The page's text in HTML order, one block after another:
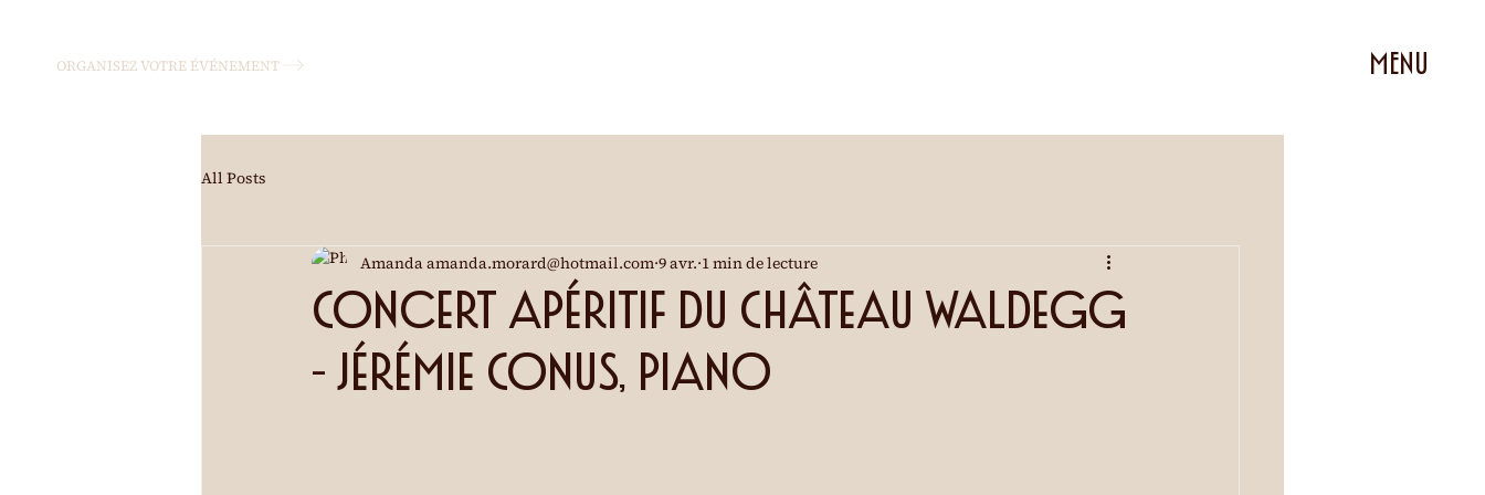
ORGANISEZ VOTRE ÉVÉNEMENT MENU
All Posts
Concert apéritif du Château Waldegg
- Jérémie Conus, piano
Amanda amanda.morard@hotmail.com 9 avr. 1 min de lecture